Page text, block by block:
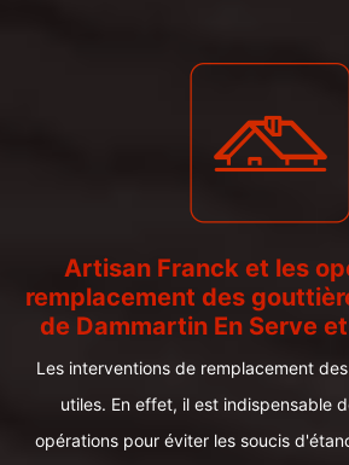
Artisan Franck et les
remplacement des
de Dammartin En Serve
Les interventions de remplacement
utiles. En effet, il est indispensable
opérations pour éviter les soucis